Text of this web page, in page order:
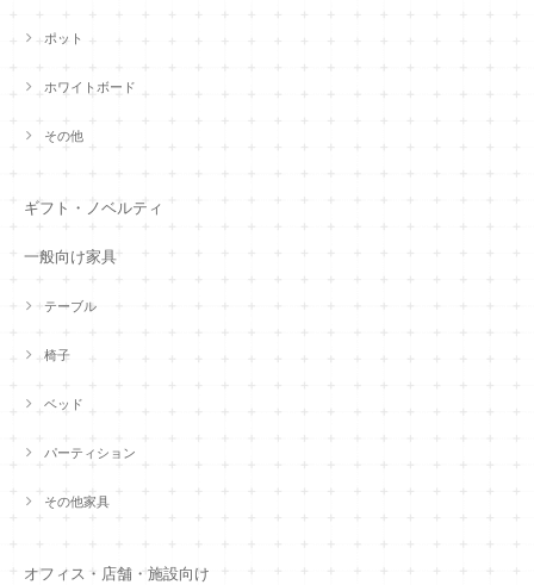
ポット
ホワイトボード
その他
ギフト・ノベルティ
一般向け家具
テーブル
椅子
ベッド
パーティション
その他家具
オフィス・店舗・施設向け